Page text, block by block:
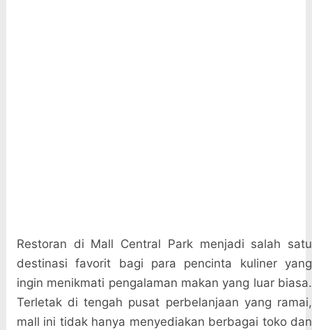
Restoran di Mall Central Park menjadi salah satu
destinasi favorit bagi para pencinta kuliner yang
ingin menikmati pengalaman makan yang luar biasa.
Terletak di tengah pusat perbelanjaan yang ramai,
mall ini tidak hanya menyediakan berbagai toko dan